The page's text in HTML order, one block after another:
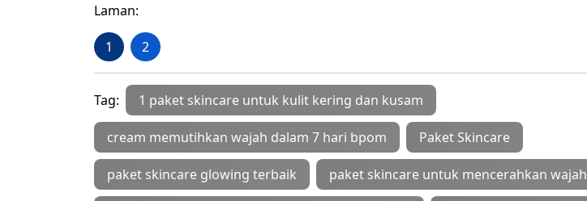
Laman:
1 2
Tag: 1 paket skincare untuk kulit kering dan kusam
cream memutihkan wajah dalam 7 hari bpom Paket Skincare
paket skincare glowing terbaik paket skincare untuk mencerahkan wajah